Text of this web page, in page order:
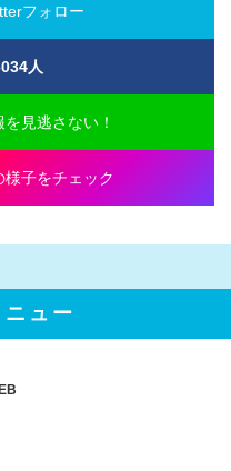
フォロー
人
見逃さない！
子をチェック
ュー